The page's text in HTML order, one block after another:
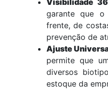
garante que
frente, de
prevenção de
Ajuste
permite que
diversos
estoque da